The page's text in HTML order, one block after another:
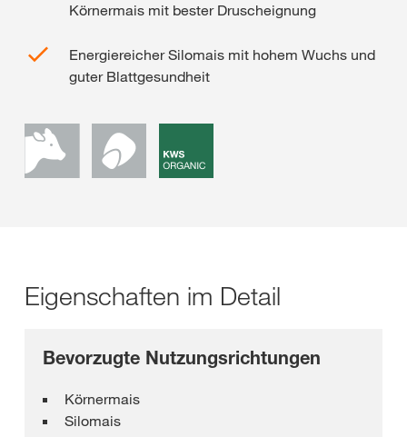
Körnermais mit bester Druscheignung
Energiereicher Silomais mit hohem Wuchs und
guter Blattgesundheit
Eigenschaften im Detail
Bevorzugte Nutzungsrichtungen
Körnermais
Silomais